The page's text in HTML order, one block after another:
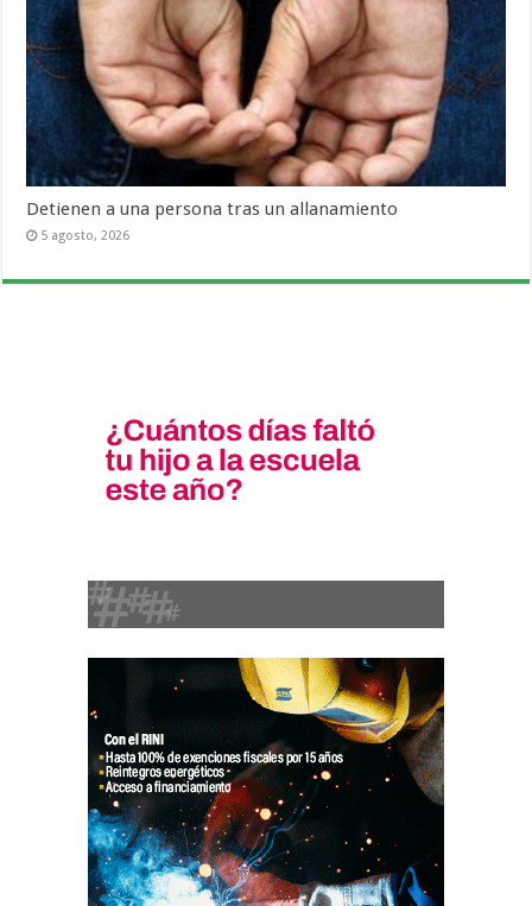
Detienen a una persona tras un allanamiento
5 agosto, 2026